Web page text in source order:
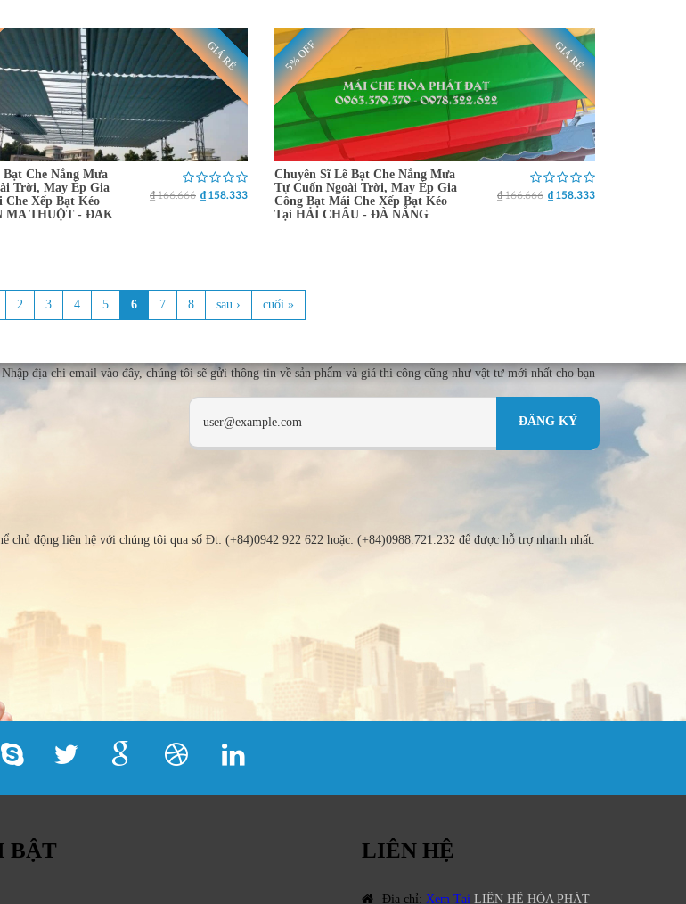
GIÁ RẺ
Bạt Che Nắng Mưa
Trời, May Ép Gia
Che Xếp Bạt Kéo
MA THUỘT - ĐAK
₫ 166.666 ₫ 158.333
5% OFF GIÁ RẺ
Chuyên Sĩ Lẽ Bạt Che Nắng Mưa
Tự Cuốn Ngoài Trời, May Ép Gia
Công Bạt Mái Che Xếp Bạt Kéo
Tại HẢI CHÂU - ĐÀ NẴNG
₫ 166.666 ₫ 158.333
2 3 4 5 6 7 8 sau › cuối »
Nhập địa chi email vào đây, chúng tôi sẽ gửi thông tin về sản phẩm và giá thi công cũng như vật tư mới nhất cho bạn
chủ động liên hệ với chúng tôi qua số Đt: (+84)0942 922 622 hoặc: (+84)0988.721.232 để được hỗ trợ nhanh nhất.
BẬT LIÊN HỆ
Địa chỉ: Xem Tại LIÊN HỆ HÒA PHÁT